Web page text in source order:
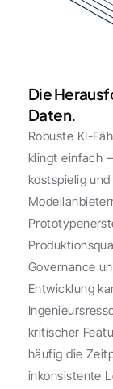
Die
Daten.
Robuste KI-
klingt einfach
kostspielig
Governance
Entwicklung
kritischer
häufig die
inkonsistente